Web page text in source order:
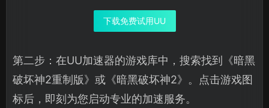
下载免费试用UU
第二步：在UU加速器的游戏库中，搜索找到《暗黑
破坏神2重制版》或《暗黑破坏神2》。点击游戏图
标后，即刻为您启动专业的加速服务。